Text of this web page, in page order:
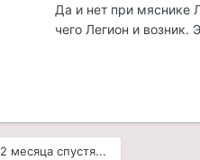
Да и нет при мяснике
чего Легион и
2 месяца спустя...